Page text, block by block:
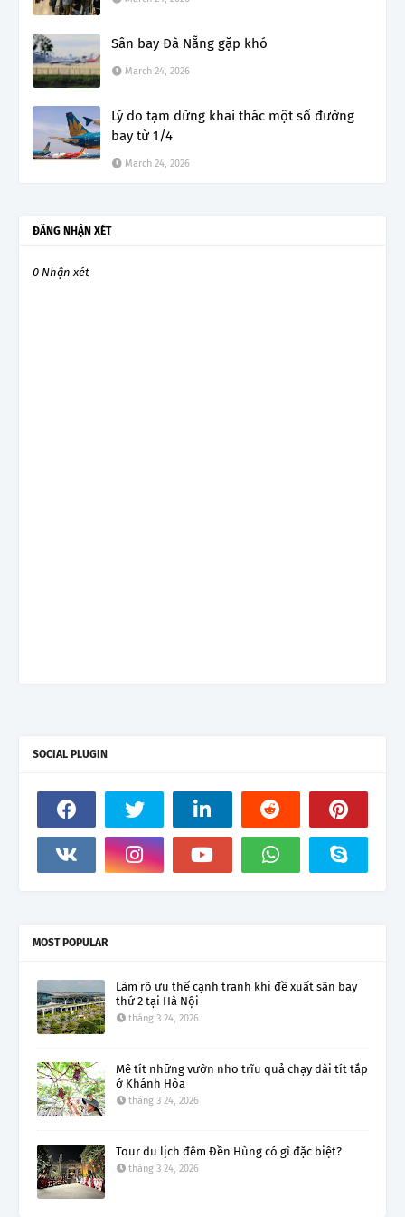
Sân bay Đà Nẵng gặp khó
March 24, 2026
Lý do tạm dừng khai thác một số đường
bay từ 1/4
March 24, 2026
ĐĂNG NHẬN XÉT
0 Nhận xét
SOCIAL PLUGIN
MOST POPULAR
Làm rõ ưu thế cạnh tranh khi đề xuất sân bay
thứ 2 tại Hà Nội
tháng 3 24, 2026
Mê tít những vườn nho trĩu quả chạy dài tít tắp
ở Khánh Hòa
tháng 3 24, 2026
Tour du lịch đêm Đền Hùng có gì đặc biệt?
tháng 3 24, 2026